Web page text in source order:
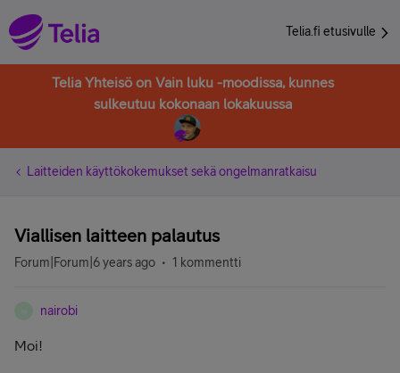
Telia.fi etusivulle
Telia Yhteisö on Vain luku -moodissa, kunnes
sulkeutuu kokonaan lokakuussa
Laitteiden käyttökokemukset sekä ongelmanratkaisu
Viallisen laitteen palautus
Forum|Forum|6 years ago 1 kommentti
nairobi
Moi!